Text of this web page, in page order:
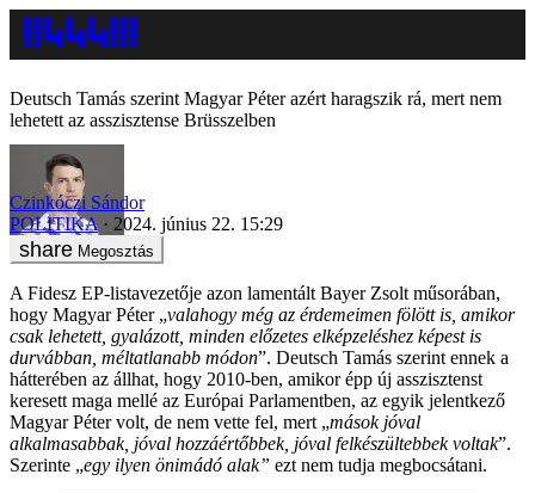
Deutsch Tamás szerint Magyar Péter azért haragszik rá, mert nem
lehetett az asszisztense Brüsszelben
Czinkóczi Sándor
POLITIKA
2024. június 22. 15:29
Megosztás
A Fidesz EP-listavezetője azon lamentált Bayer Zsolt műsorában,
hogy Magyar Péter „valahogy még az érdemeimen fölött is, amikor
csak lehetett, gyalázott, minden előzetes elképzeléshez képest is
durvábban, méltatlanabb módon”. Deutsch Tamás szerint ennek a
hátterében az állhat, hogy 2010-ben, amikor épp új asszisztenst
keresett maga mellé az Európai Parlamentben, az egyik jelentkező
Magyar Péter volt, de nem vette fel, mert „mások jóval
alkalmasabbak, jóval hozzáértőbbek, jóval felkészültebbek voltak”.
Szerinte „egy ilyen önimádó alak” ezt nem tudja megbocsátani.